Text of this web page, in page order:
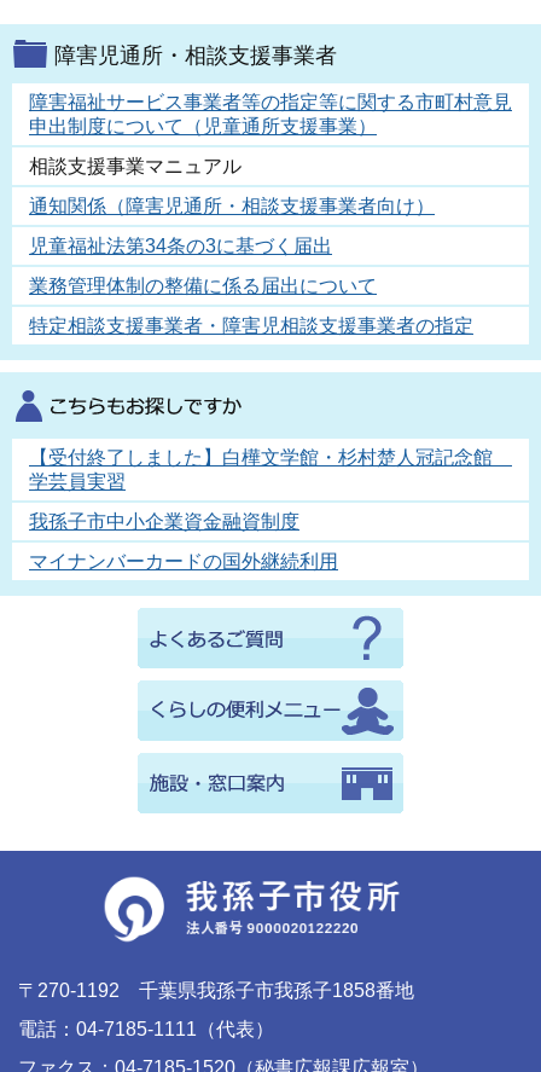
障害児通所・相談支援事業者
障害福祉サービス事業者等の指定等に関する市町村意見
申出制度について（児童通所支援事業）
相談支援事業マニュアル
通知関係（障害児通所・相談支援事業者向け）
児童福祉法第34条の3に基づく届出
業務管理体制の整備に係る届出について
特定相談支援事業者・障害児相談支援事業者の指定
【受付終了しました】白樺文学館・杉村楚人冠記念館
学芸員実習
我孫子市中小企業資金融資制度
マイナンバーカードの国外継続利用
〒270-1192 千葉県我孫子市我孫子1858番地
電話：04-7185-1111（代表）
ファクス：04-7185-1520（秘書広報課広報室）